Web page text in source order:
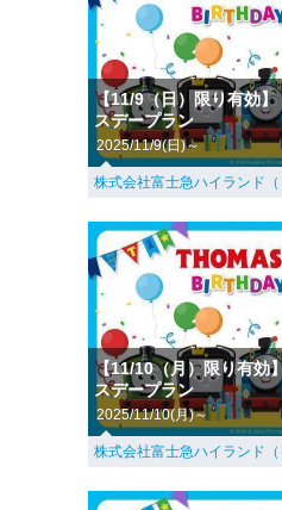
【11/9（日）限り有効
スデープラン
2025/11/9(日)～
株式会社富士急ハイランド（
【11/10（月）限り有効
スデープラン
2025/11/10(月)～
株式会社富士急ハイランド（